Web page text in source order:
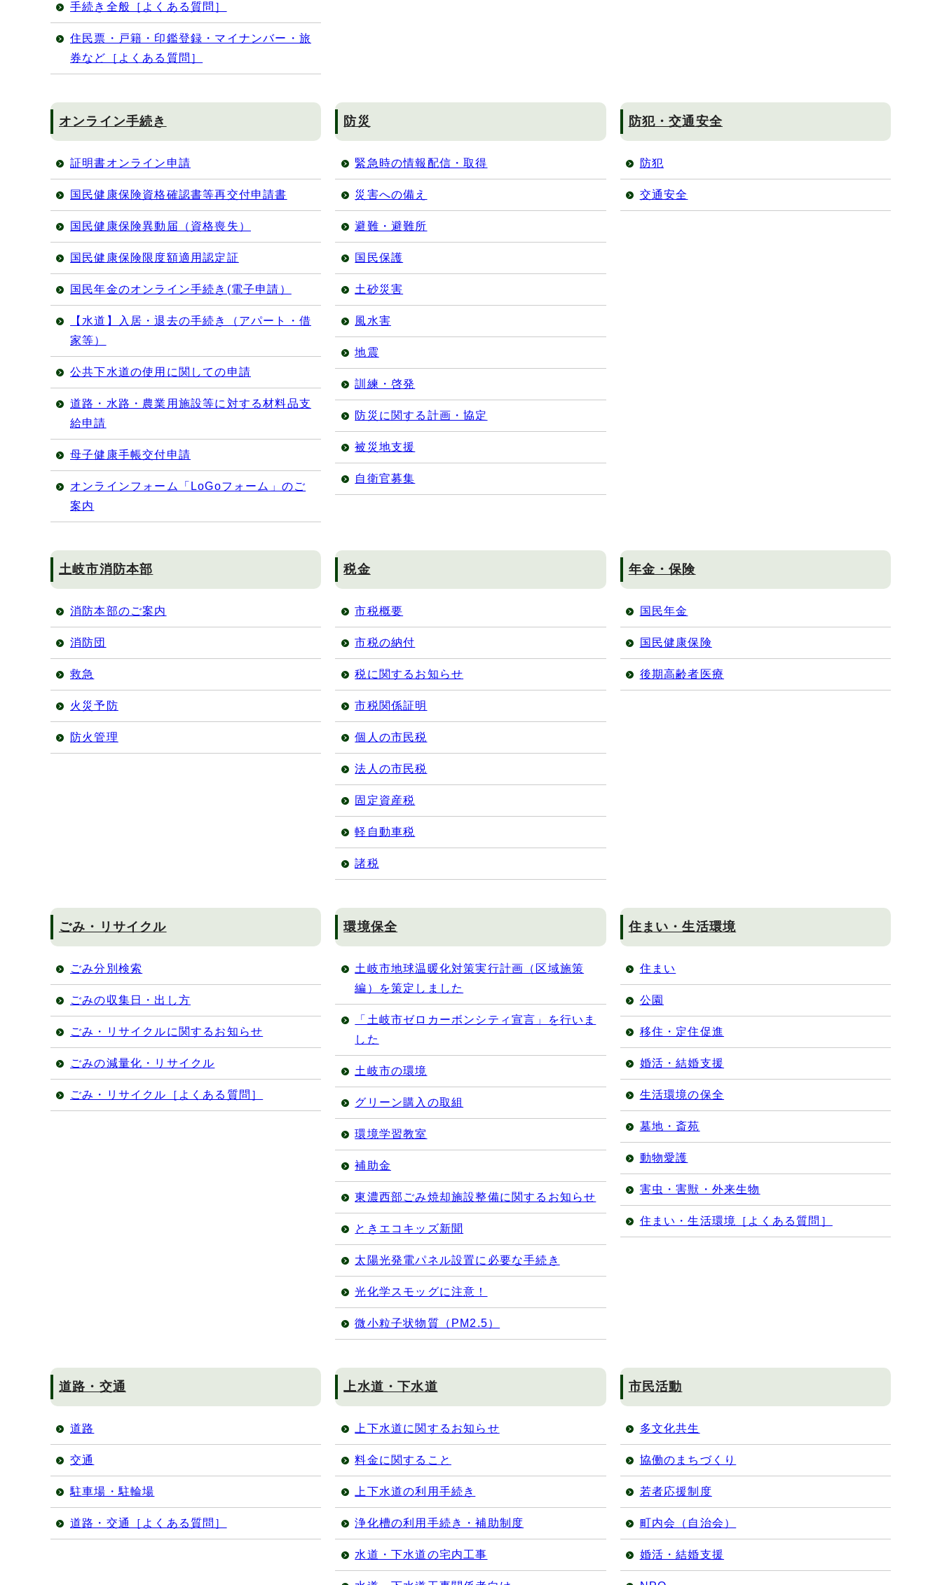
手続き全般［よくある質問］
住民票・戸籍・印鑑登録・マイナンバー・旅
券など［よくある質問］
オンライン手続き
証明書オンライン申請
国民健康保険資格確認書等再交付申請書
国民健康保険異動届（資格喪失）
国民健康保険限度額適用認定証
国民年金のオンライン手続き(電子申請）
【水道】入居・退去の手続き（アパート・借
家等）
公共下水道の使用に関しての申請
道路・水路・農業用施設等に対する材料品支
給申請
母子健康手帳交付申請
オンラインフォーム「LoGoフォーム」のご
案内
防災
緊急時の情報配信・取得
災害への備え
避難・避難所
国民保護
土砂災害
風水害
地震
訓練・啓発
防災に関する計画・協定
被災地支援
自衛官募集
防犯・交通安全
防犯
交通安全
土岐市消防本部
消防本部のご案内
消防団
救急
火災予防
防火管理
税金
市税概要
市税の納付
税に関するお知らせ
市税関係証明
個人の市民税
法人の市民税
固定資産税
軽自動車税
諸税
年金・保険
国民年金
国民健康保険
後期高齢者医療
ごみ・リサイクル
ごみ分別検索
ごみの収集日・出し方
ごみ・リサイクルに関するお知らせ
ごみの減量化・リサイクル
ごみ・リサイクル［よくある質問］
環境保全
土岐市地球温暖化対策実行計画（区域施策
編）を策定しました
「土岐市ゼロカーボンシティ宣言」を行いま
した
土岐市の環境
グリーン購入の取組
環境学習教室
補助金
東濃西部ごみ焼却施設整備に関するお知らせ
ときエコキッズ新聞
太陽光発電パネル設置に必要な手続き
光化学スモッグに注意！
微小粒子状物質（PM2.5）
住まい・生活環境
住まい
公園
移住・定住促進
婚活・結婚支援
生活環境の保全
墓地・斎苑
動物愛護
害虫・害獣・外来生物
住まい・生活環境［よくある質問］
道路・交通
道路
交通
駐車場・駐輪場
道路・交通［よくある質問］
上水道・下水道
上下水道に関するお知らせ
料金に関すること
上下水道の利用手続き
浄化槽の利用手続き・補助制度
水道・下水道の宅内工事
市民活動
多文化共生
協働のまちづくり
若者応援制度
町内会（自治会）
婚活・結婚支援